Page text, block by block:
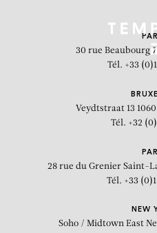
30 rue Beaubourg
Tél. +33 (0)1
Veydtstraat 13
Tél. +32
28 rue du Grenier Saint-
Tél. +33
NEW
Soho / Midtown East